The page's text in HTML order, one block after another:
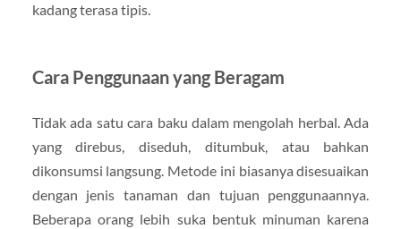
kadang terasa tipis.
Cara Penggunaan yang Beragam
Tidak ada satu cara baku dalam mengolah herbal. Ada
yang direbus, diseduh, ditumbuk, atau bahkan
dikonsumsi langsung. Metode ini biasanya disesuaikan
dengan jenis tanaman dan tujuan penggunaannya.
Beberapa orang lebih suka bentuk minuman karena